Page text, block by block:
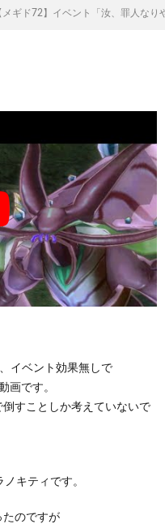
メギド72】イベント「汝、罪人な
イベント効果無しで
画です。
すことしか考えていないで
キティです。
たのですが